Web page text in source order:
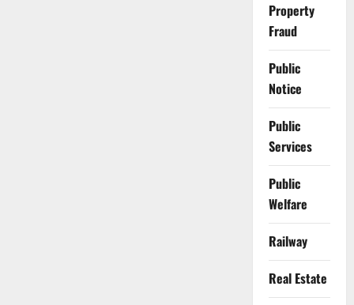
Property
Fraud
Public
Notice
Public
Services
Public
Welfare
Railway
Real Estate